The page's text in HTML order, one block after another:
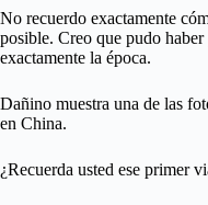
No recuerdo exactamente
posible. Creo que pudo
exactamente la época.
Dañino muestra una de las
en China.
¿Recuerda usted ese primer